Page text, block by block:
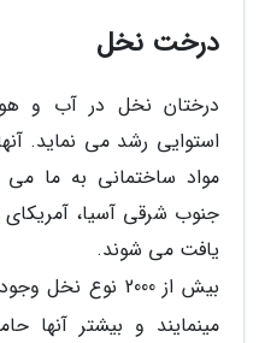
درخت نخل
درختان نخل در آب و
استوایی رشد می نماید.
مواد ساختمانی به ما
جنوب شرقی آسیا، آمریکای
یافت می شوند.
بیش از 2000 نوع
مینمایند و بیشتر آنها